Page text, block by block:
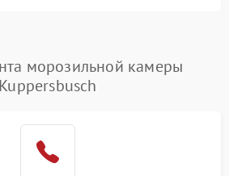
морозильной камеры
Kuppersbusch